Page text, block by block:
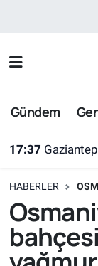
Gündem
17:37 Gaziantep'te
HABERLER
Nöbetçi
Hava
Süper
Tüm